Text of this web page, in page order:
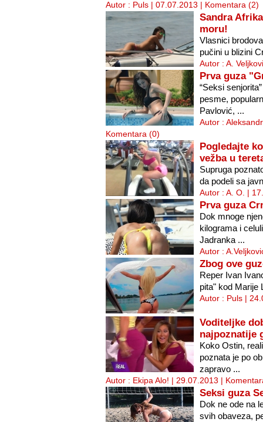
Autor : Puls | 07.07.2013 | Komentara (2)
Sandra
moru!
Vlasnici
pučini u blizini
Autor : A.
Prva guza
“Seksi
pesme,
Pavlović, ...
Autor :
Komentara (0)
Pogledajte
vežba u
Supruga
da podeli sa
Autor : A. O. |
Prva guza
Dok mnoge
kilograma i
Jadranka ...
Autor :
Zbog ove
Reper Ivan
pita" kod Marije
Autor : Puls |
Voditeljke
najpoznatije
Koko Ostin,
poznata je po
zapravo ...
Autor : Ekipa Alo! | 29.07.2013 |
Seksi guza
Dok ne ode na
svih obaveza,